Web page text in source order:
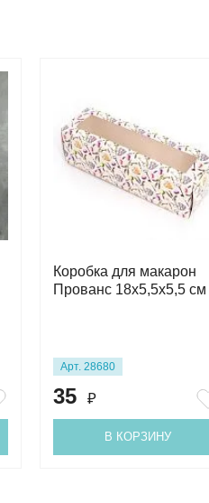
Коробка для макарон
Прованс 18х5,5х5,5 см
Арт. 28680
35 ₽
В КОРЗИНУ